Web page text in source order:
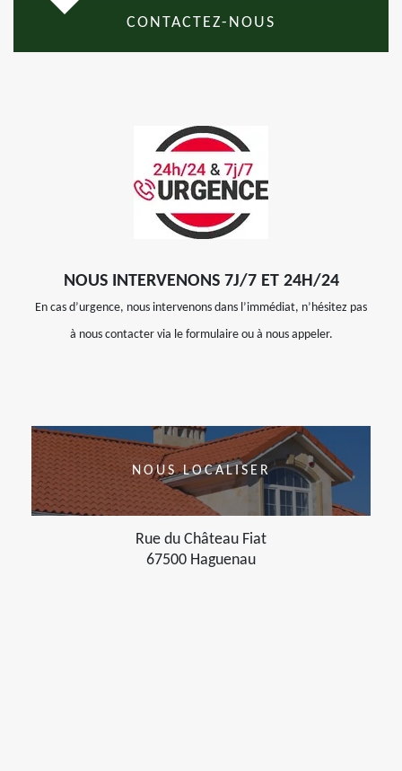
CONTACTEZ-NOUS
NOUS INTERVENONS 7J/7 ET 24H/24
En cas d’urgence, nous intervenons dans l’immédiat, n’hésitez pas
à nous contacter via le formulaire ou à nous appeler.
NOUS LOCALISER
Rue du Château Fiat
67500 Haguenau